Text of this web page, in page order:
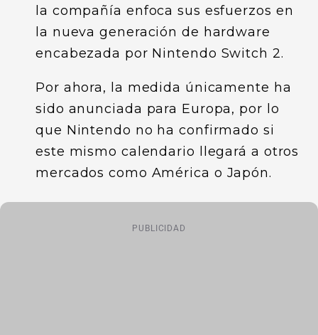
la compañía enfoca sus esfuerzos en
la nueva generación de hardware
encabezada por Nintendo Switch 2.
Por ahora, la medida únicamente ha
sido anunciada para Europa, por lo
que Nintendo no ha confirmado si
este mismo calendario llegará a otros
mercados como América o Japón.
PUBLICIDAD